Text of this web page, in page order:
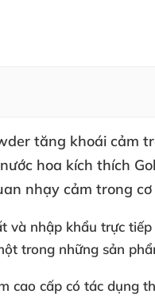
tăng khoái cảm
hoa kích thích
nhạy cảm trong
và nhập khẩu trực
trong những sản
cao cấp có tác dụng